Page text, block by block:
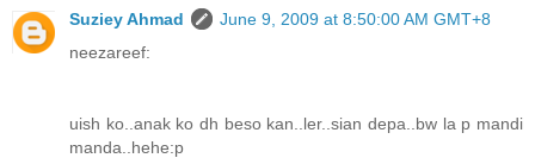
Suziey Ahmad
June 9, 2009 at 8:50:00 AM GMT+8
neezareef:
uish ko..anak ko dh beso kan..ler..sian depa..bw la p mandi
manda..hehe:p